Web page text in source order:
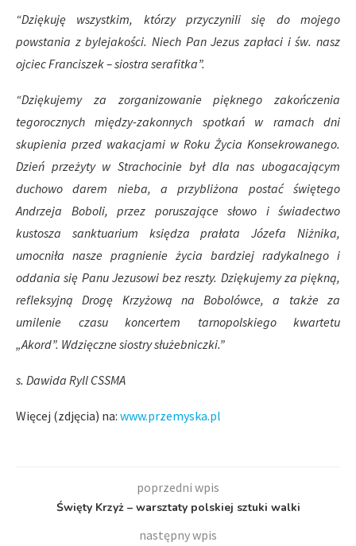
“Dziękuję wszystkim, którzy przyczynili się do mojego
powstania z bylejakości. Niech Pan Jezus zapłaci i św. nasz
ojciec Franciszek – siostra serafitka”.
“Dziękujemy za zorganizowanie pięknego zakończenia
tegorocznych między-zakonnych spotkań w ramach dni
skupienia przed wakacjami w Roku Życia Konsekrowanego.
Dzień przeżyty w Strachocinie był dla nas ubogacającym
duchowo darem nieba, a przybliżona postać świętego
Andrzeja Boboli, przez poruszające słowo i świadectwo
kustosza sanktuarium księdza prałata Józefa Niżnika,
umocniła nasze pragnienie życia bardziej radykalnego i
oddania się Panu Jezusowi bez reszty. Dziękujemy za piękną,
refleksyjną Drogę Krzyżową na Bobolówce, a także za
umilenie czasu koncertem tarnopolskiego kwartetu
„Akord”. Wdzięczne siostry służebniczki.”
s. Dawida Ryll CSSMA
Więcej (zdjęcia) na: www.przemyska.pl
poprzedni wpis
Święty Krzyż – warsztaty polskiej sztuki walki
następny wpis